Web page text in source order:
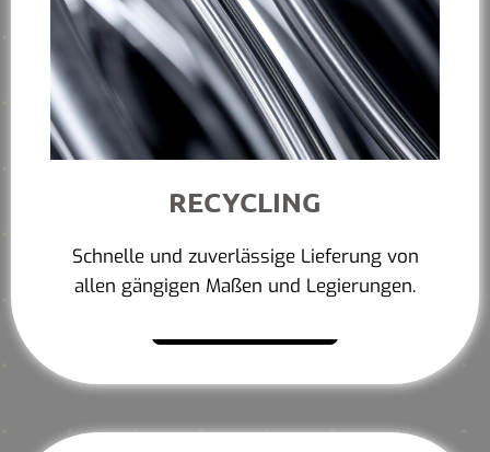
RECYCLING
Schnelle und zuverlässige Lieferung von
allen gängigen Maßen und Legierungen.